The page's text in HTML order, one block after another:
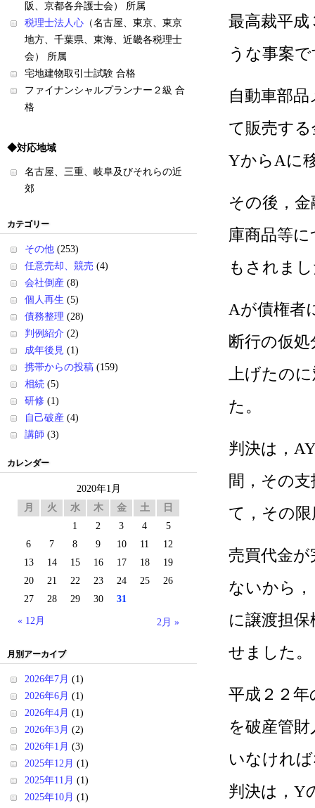
最高裁平
うな事案
自動車部
て販売す
YからAに
その後，
庫商品等
もされま
Aが債権者
断行の仮
上げたの
た。
判決は，
間，その
て，その
売買代金
ないから
に譲渡担
せました。
平成２２
を破産管
いなけれ
判決は，Y
阪、京都各弁護士会） 所属
税理士法人心 （名古屋、東京、東京
地方、千葉県、東海、近畿各税理士
会） 所属
宅地建物取引士試験 合格
ファイナンシャルプランナー２級 合
格
◆対応地域
名古屋、三重、岐阜及びそれらの近
郊
カテゴリー
その他 (253)
任意売却、競売 (4)
会社倒産 (8)
個人再生 (5)
債務整理 (28)
判例紹介 (2)
成年後見 (1)
携帯からの投稿 (159)
相続 (5)
研修 (1)
自己破産 (4)
講師 (3)
カレンダー
2020年1月
月
火 水 木 金 土 日
« 12月 2月 »
1 2 3 4
5
6
7 8 9 10 11
12
13
14 15 16 17 18
19
20
21 22 23 24 25
26
27
28 29 30 31
月別アーカイブ
2026年7月 (1)
2026年6月 (1)
2026年4月 (1)
2026年3月 (2)
2026年1月 (3)
2025年12月 (1)
2025年11月 (1)
2025年10月 (1)